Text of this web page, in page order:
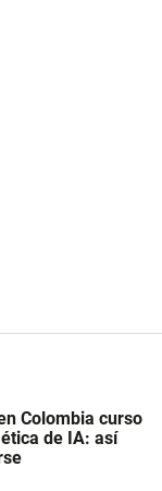
Colombia curso
de IA: así